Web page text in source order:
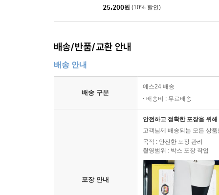
25,200원 (10% 할인)
배송/반품/교환 안내
배송 안내
배송 구분
예스24 배송
배송비 : 무료배송
포장 안내
안전하고 정확한 포장을 위
고객님께 배송되는 모든 상
목적 : 안전한 포장 관리
촬영범위 : 박스 포장 작업